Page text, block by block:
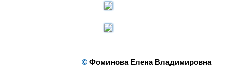
© Фоминова Елена Владимировна